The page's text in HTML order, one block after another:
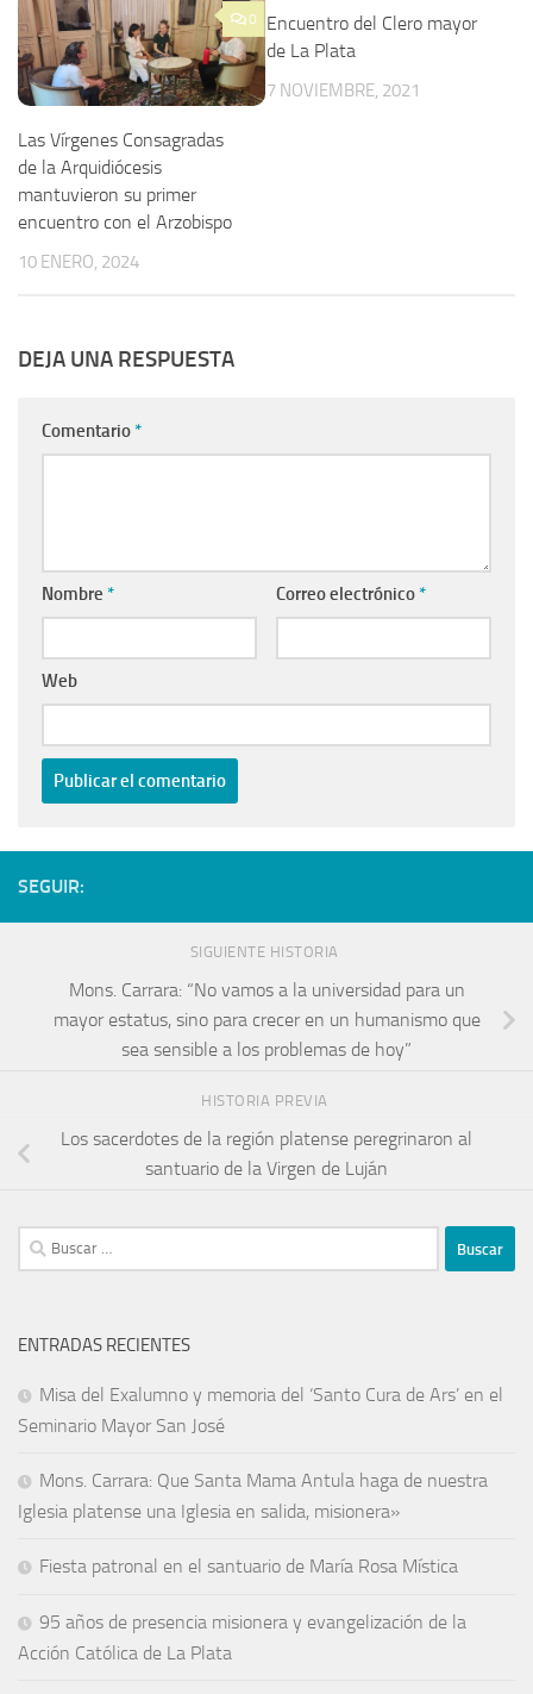
0
Las Vírgenes Consagradas
de la Arquidiócesis
mantuvieron su primer
encuentro con el Arzobispo
10 ENERO, 2024
Encuentro del Clero mayor
de La Plata
7 NOVIEMBRE, 2021
DEJA UNA RESPUESTA
Comentario *
Nombre * Correo electrónico *
Web
SEGUIR:
SIGUIENTE HISTORIA
Mons. Carrara: “No vamos a la universidad para un
mayor estatus, sino para crecer en un humanismo que
sea sensible a los problemas de hoy”
HISTORIA PREVIA
Los sacerdotes de la región platense peregrinaron al
santuario de la Virgen de Luján
ENTRADAS RECIENTES
Misa del Exalumno y memoria del ‘Santo Cura de Ars’ en el
Seminario Mayor San José
Mons. Carrara: Que Santa Mama Antula haga de nuestra
Iglesia platense una Iglesia en salida, misionera»
Fiesta patronal en el santuario de María Rosa Mística
95 años de presencia misionera y evangelización de la
Acción Católica de La Plata